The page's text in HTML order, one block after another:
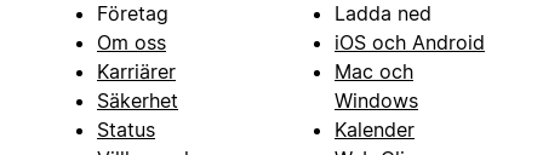
Företag
Om oss
Karriärer
Säkerhet
Status
Ladda ned
iOS och Android
Mac och
Windows
Kalender